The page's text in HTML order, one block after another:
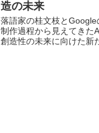
造の未来
落語家の桂文枝と
制作過程から見えてきた
創造性の未来に向けた新